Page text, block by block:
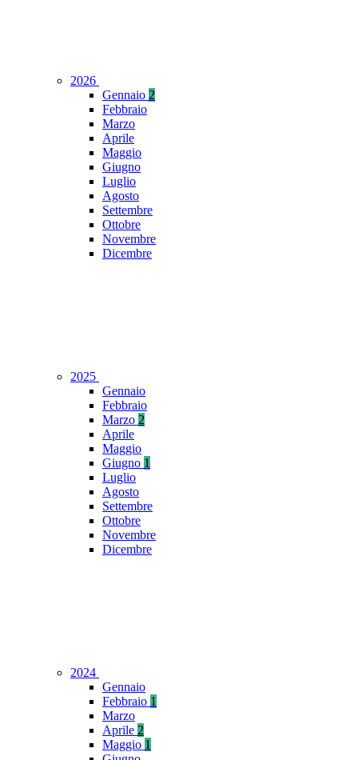
2026
Gennaio 2
Febbraio
Marzo
Aprile
Maggio
Giugno
Luglio
Agosto
Settembre
Ottobre
Novembre
Dicembre
2025
Gennaio
Febbraio
Marzo 2
Aprile
Maggio
Giugno 1
Luglio
Agosto
Settembre
Ottobre
Novembre
Dicembre
2024
Gennaio
Febbraio 1
Marzo
Aprile 2
Maggio 1